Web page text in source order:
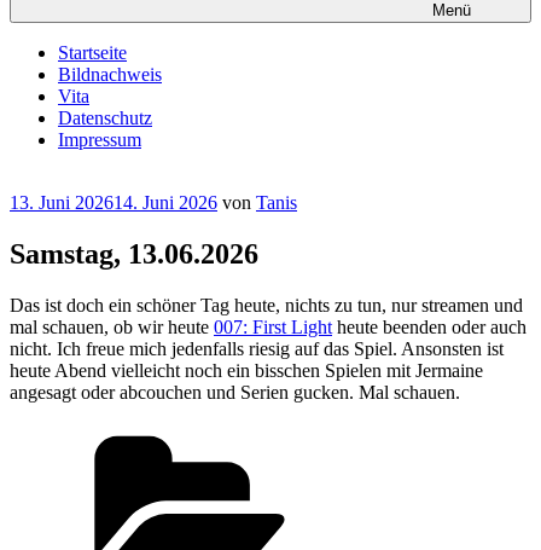
Menü
Startseite
Bildnachweis
Vita
Datenschutz
Impressum
Veröffentlicht
13. Juni 202614. Juni 2026 von Tanis
Samstag, 13.06.2026
Das ist doch ein schöner Tag heute, nichts zu tun, nur streamen und
mal schauen, ob wir heute 007: First Light heute beenden oder auch
nicht. Ich freue mich jedenfalls riesig auf das Spiel. Ansonsten ist
heute Abend vielleicht noch ein bisschen Spielen mit Jermaine
angesagt oder abcouchen und Serien gucken. Mal schauen.